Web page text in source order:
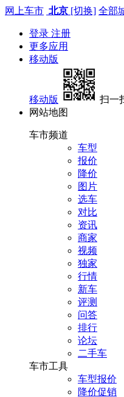
网上车市 北京 [切换] 全部
登录 注册
更多应用
移动版
移动版
扫一
网站地图
车市频道
车型
报价
降价
图片
选车
对比
资讯
商家
视频
独家
行情
新车
评测
问答
排行
论坛
二手车
车市工具
车型报价
降价促销